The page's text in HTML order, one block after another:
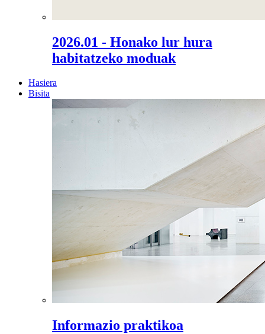
2026.01 - Honako lur hura
habitatzeko moduak
Hasiera
Bisita
Informazio praktikoa